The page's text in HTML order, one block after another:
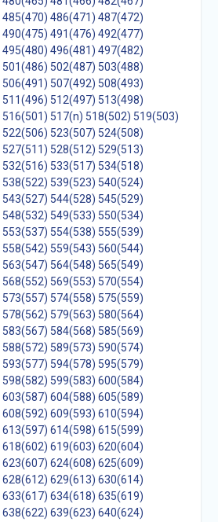
485(470) 486(471) 487(472)
490(475) 491(476) 492(477)
495(480) 496(481) 497(482)
501(486) 502(487) 503(488)
506(491) 507(492) 508(493)
511(496) 512(497) 513(498)
516(501) 517(n) 518(502) 519(503)
522(506) 523(507) 524(508)
527(511) 528(512) 529(513)
532(516) 533(517) 534(518)
538(522) 539(523) 540(524)
543(527) 544(528) 545(529)
548(532) 549(533) 550(534)
553(537) 554(538) 555(539)
558(542) 559(543) 560(544)
563(547) 564(548) 565(549)
568(552) 569(553) 570(554)
573(557) 574(558) 575(559)
578(562) 579(563) 580(564)
583(567) 584(568) 585(569)
588(572) 589(573) 590(574)
593(577) 594(578) 595(579)
598(582) 599(583) 600(584)
603(587) 604(588) 605(589)
608(592) 609(593) 610(594)
613(597) 614(598) 615(599)
618(602) 619(603) 620(604)
623(607) 624(608) 625(609)
628(612) 629(613) 630(614)
633(617) 634(618) 635(619)
638(622) 639(623) 640(624)